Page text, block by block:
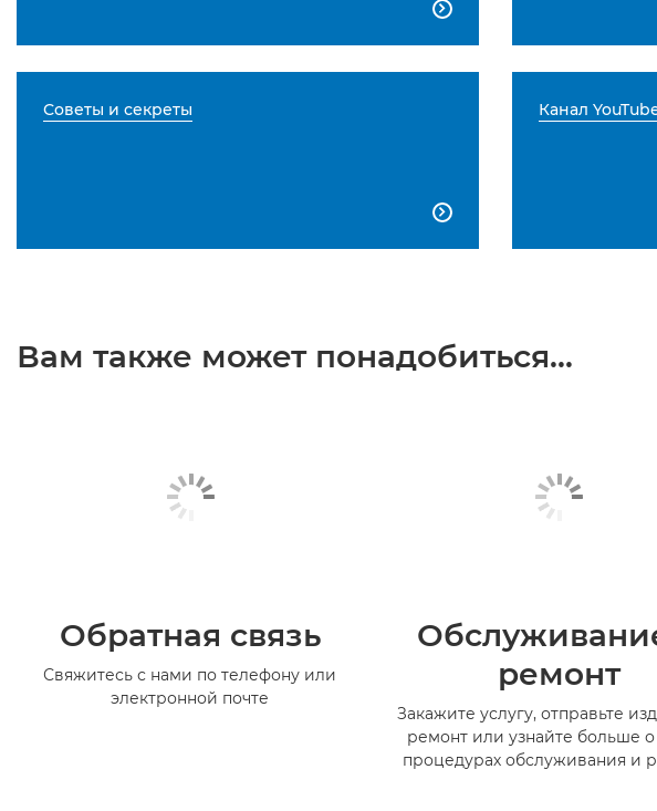

Советы и секреты

Канал
Вам также может понадобиться...
Обратная связь
Свяжитесь с нами по телефону или
электронной почте
ремонт
Закажите услугу, отправьте
ремонт или узнайте больше
процедурах обслуживания и